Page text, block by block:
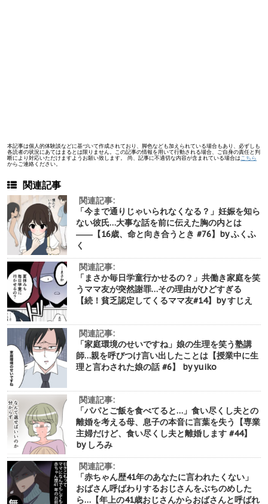
本記事は個人的体験談などに基づいて作成されており、脚色なども加えられている場合もあり、必ずしも
各読者の状況にあてはまるとは限りません。この記事の情報を用いて行動される場合、ご自身の責任と判
断により対応いただけますようお願い致します。 尚、記事に不適切な内容が含まれている場合は こちら
からご連絡ください。
関連記事
関連記事:
「今まで通りじゃいられなくなる？」妊娠を知ら
ない彼氏…大事な話を前に伝えた胸の内とは
――【16歳、命と向き合うとき #76】by ふくふ
く
関連記事:
「まさか毎日学童行かせるの？」共働き家庭を笑
うママ友が突然謝罪…その理由がひどすぎる
【続！貧乏認定してくるママ友#14】by すじえ
関連記事:
「家庭環境のせいですね」娘の生理を笑う塾講
師…親を呼びつけ言い出したことは【授業中に生
理と言わされた娘の話 #6】 by yuiko
関連記事:
「パパとご飯を食べてると…」食い尽くし夫との
離婚を考える母、息子の本音に言葉を失う【専業
主婦だけど、食い尽くし夫と離婚します #44】
by しろみ
関連記事:
「赤ちゃん歴41年のあなたに言われたくない」
おばさん呼ばわりするおじさんをぶちのめした
ら…【年上の41歳おじさんからおばさんと呼ばれ